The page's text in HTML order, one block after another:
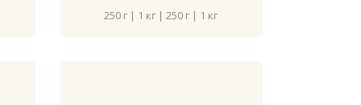
250 г | 1 кг | 250 г | 1 кг